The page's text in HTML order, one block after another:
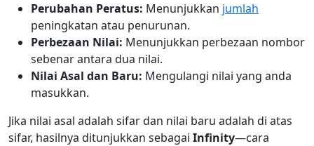
Perubahan Peratus: Menunjukkan jumlah
peningkatan atau penurunan.
Perbezaan Nilai: Menunjukkan perbezaan nombor
sebenar antara dua nilai.
Nilai Asal dan Baru: Mengulangi nilai yang anda
masukkan.
Jika nilai asal adalah sifar dan nilai baru adalah di atas
sifar, hasilnya ditunjukkan sebagai Infinity—cara